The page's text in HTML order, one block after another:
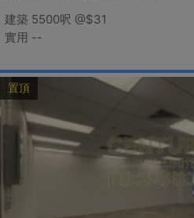
建築 5500呎 @$31
實用 --
置頂